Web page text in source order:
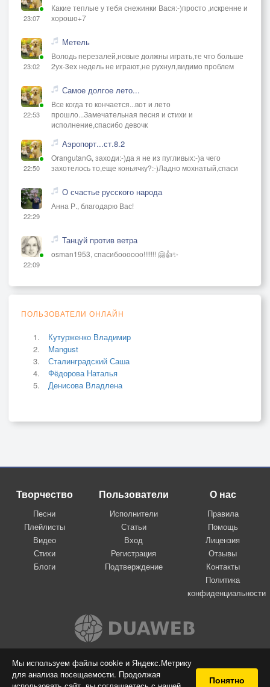
Мы используем файлы cookie и Яндекс.Метрику
для анализа посещаемости. Продолжая
Понятно
23:07
Какие теплые у тебя снежинки Вася:-)просто ,искренне и
хорошо+7
23:02
Метель
Володь перезалей,новые должны играть,те что больше
2ух-3ех недель не играют,не рухнул,видимо проблем
22:53
Самое долгое лето...
Все когда то кончается...вот и лето
прошло...Замечательная песня и стихи и
исполнение,спасибо девочк
22:50
Аэропорт...ст.8.2
OrangutanG, заходи:-)да я не из пугливых:-)а чего
захотелось то,еще коньячку?:-)Ладно мохнатый,спаси
22:29
О счастье русского народа
Анна Р., благодарю Вас!
22:09
Танцуй против ветра
osman1953, спасибоооооо!!!!!!! 🤗👍✨
ПОЛЬЗОВАТЕЛИ ОНЛАЙН
Кутурженко Владимир
Mangust
Сталинградский Саша
Фёдорова Наталья
Денисова Владлена
Творчество
Песни
Плейлисты
Видео
Стихи
Блоги
Пользователи
Исполнители
Статьи
Вход
Регистрация
Подтверждение
О нас
Правила
Помощь
Лицензия
Отзывы
Контакты
Политика
конфиденциальности
Вконтакте
© 2009-2026 Я-пою